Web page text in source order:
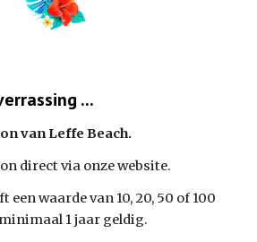
...
van Leffe Beach.
direct via onze website.
een waarde van 10, 20, 50 of 100
1 jaar geldig.